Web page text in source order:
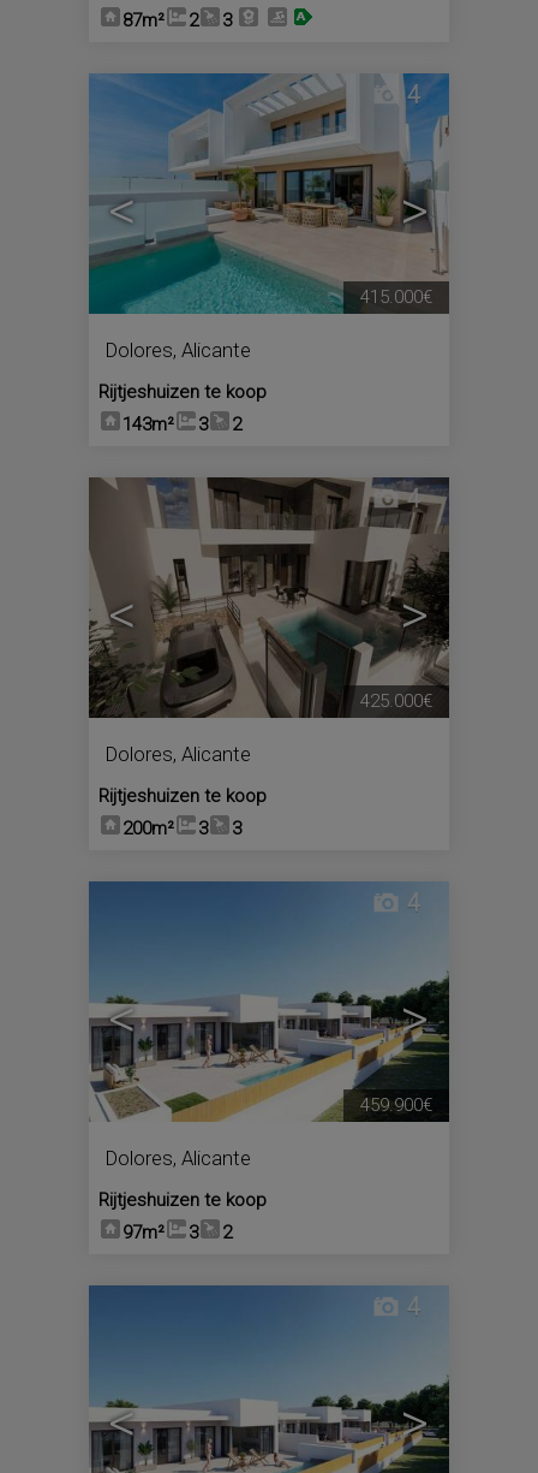
87m²
2 3
< >
4
Dolores, Alicante
Rijtjeshuizen te koop
143m²
3 2
415.000€
< >
4
Dolores, Alicante
Rijtjeshuizen te koop
200m²
3 3
425.000€
< >
4
Dolores, Alicante
Rijtjeshuizen te koop
97m²
3 2
459.900€
< >
4